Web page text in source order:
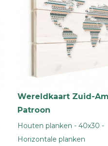
Wereldkaart Zuid-
Patroon
Houten planken - 40x30 -
Horizontale planken